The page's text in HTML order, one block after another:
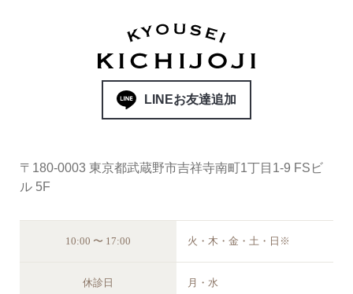
LINEお友達追加
〒180-0003 東京都武蔵野市吉祥寺南町1丁目1-9 FSビ
ル 5F
10:00 〜 17:00 火・木・金・土・日※
休診日 月・水